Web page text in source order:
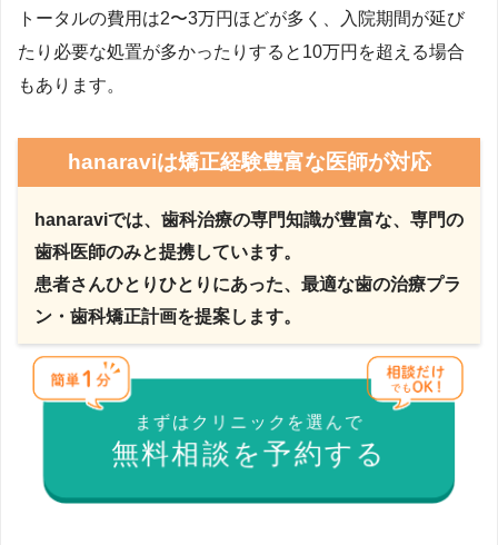
トータルの費用は2〜3万円ほどが多く、入院期間が延び
たり必要な処置が多かったりすると10万円を超える場合
もあります。
hanaraviは矯正経験豊富な医師が対応
hanaraviでは、歯科治療の専門知識が豊富な、専門の
歯科医師のみと提携しています。
患者さんひとりひとりにあった、最適な歯の治療プラ
ン・歯科矯正計画を提案します。
まずはクリニックを選んで
無料相談を予約する